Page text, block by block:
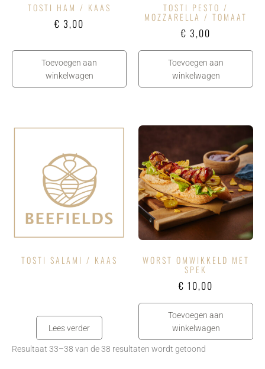
TOSTI HAM / KAAS
€ 3,00
Toevoegen aan
winkelwagen
TOSTI PESTO /
MOZZARELLA / TOMAAT
€ 3,00
Toevoegen aan
winkelwagen
TOSTI SALAMI / KAAS
Lees verder
WORST OMWIKKELD MET
SPEK
€ 10,00
Toevoegen aan
winkelwagen
Resultaat 33–38 van de 38 resultaten wordt getoond